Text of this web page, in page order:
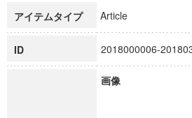
博士課程教育リーディングプロ
アイテムタイプ Article
ID 2018000006-
画像